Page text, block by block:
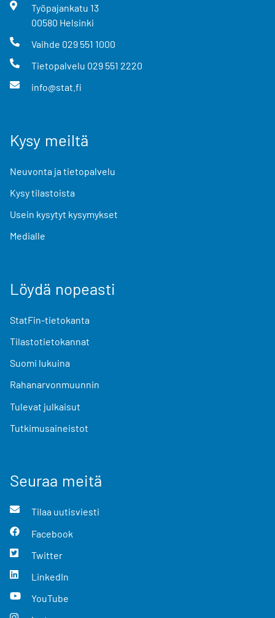
Työpajankatu 13
00580 Helsinki
Vaihde 029 551 1000
Tietopalvelu 029 551 2220
info@stat.fi
Kysy meiltä
Neuvonta ja tietopalvelu
Kysy tilastoista
Usein kysytyt kysymykset
Medialle
Löydä nopeasti
StatFin-tietokanta
Tilastotietokannat
Suomi lukuina
Rahanarvonmuunnin
Tulevat julkaisut
Tutkimusaineistot
Seuraa meitä
Tilaa uutisviesti
Facebook
Twitter
LinkedIn
YouTube